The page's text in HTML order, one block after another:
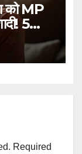
को MP
5
Required